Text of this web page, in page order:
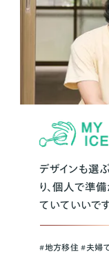
デザインも選
り、個人で準
ていていいです
#地方移住 #夫婦